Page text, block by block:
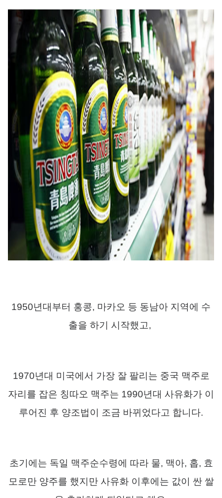
1950년대부터 홍콩, 마카오 등 동남아 지역에 수
출을 하기 시작했고,
1970년대 미국에서 가장 잘 팔리는 중국 맥주로
자리를 잡은 칭따오 맥주는 1990년대 사유화가 이
루어진 후 양조법이 조금 바뀌었다고 합니다.
초기에는 독일 맥주순수령에 따라 물, 맥아, 홉, 효
모로만 양주를 했지만 사유화 이후에는 값이 싼 쌀